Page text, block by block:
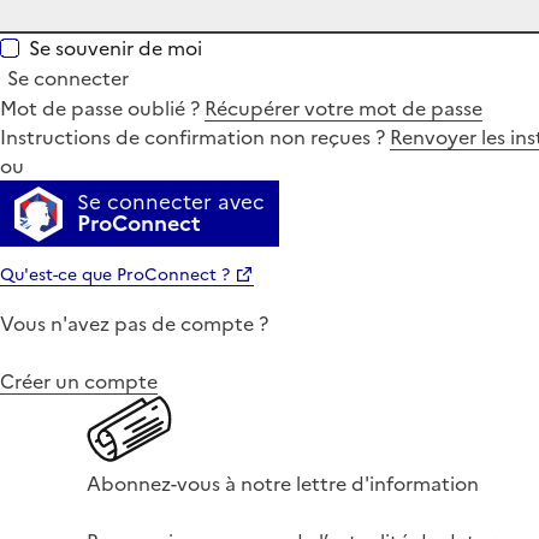
Se souvenir de moi
Se connecter
Mot de passe oublié ? Récupérer votre mot de passe
Instructions de confirmation non reçues ? Renvoyer les
ou
Se connecter avec
ProConnect
Qu'est-ce que ProConnect ?
Vous n'avez pas de compte ?
Créer un compte
Abonnez-vous à notre lettre d'information